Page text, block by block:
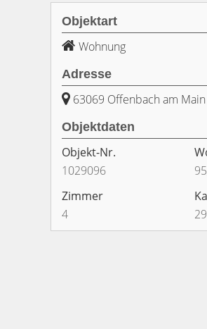
Objektart
Wohnung
Adresse
63069 Offenbach am Main
Objektdaten
Objekt-Nr.
1029096
Zimmer
4